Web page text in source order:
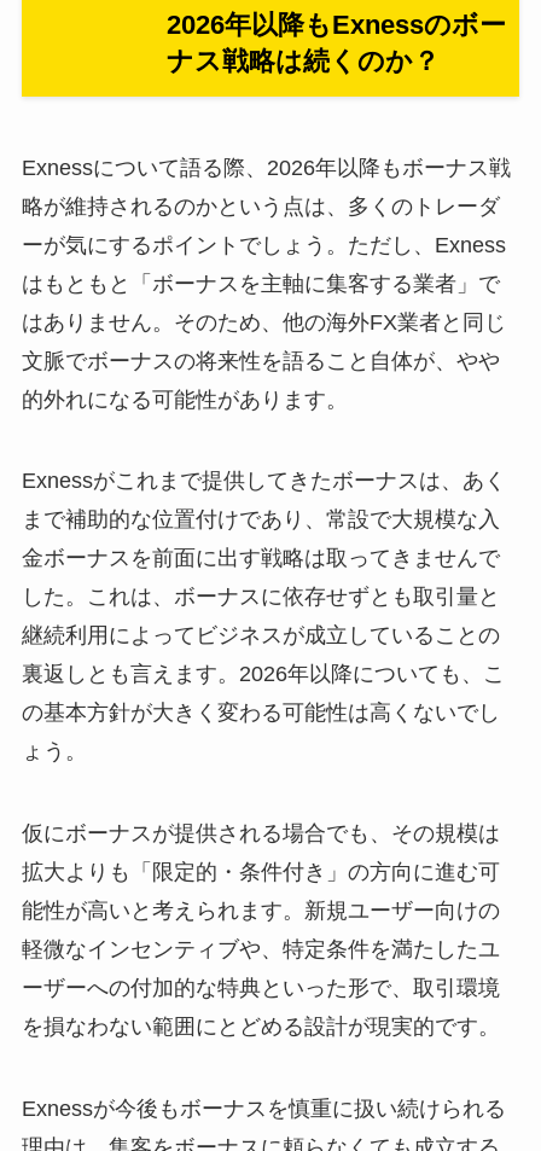
2026年以降もExnessのボー
ナス戦略は続くのか？
Exnessについて語る際、2026年以降もボーナス戦
略が維持されるのかという点は、多くのトレーダ
ーが気にするポイントでしょう。ただし、Exness
はもともと「ボーナスを主軸に集客する業者」で
はありません。そのため、他の海外FX業者と同じ
文脈でボーナスの将来性を語ること自体が、やや
的外れになる可能性があります。
Exnessがこれまで提供してきたボーナスは、あく
まで補助的な位置付けであり、常設で大規模な入
金ボーナスを前面に出す戦略は取ってきませんで
した。これは、ボーナスに依存せずとも取引量と
継続利用によってビジネスが成立していることの
裏返しとも言えます。2026年以降についても、こ
の基本方針が大きく変わる可能性は高くないでし
ょう。
仮にボーナスが提供される場合でも、その規模は
拡大よりも「限定的・条件付き」の方向に進む可
能性が高いと考えられます。新規ユーザー向けの
軽微なインセンティブや、特定条件を満たしたユ
ーザーへの付加的な特典といった形で、取引環境
を損なわない範囲にとどめる設計が現実的です。
Exnessが今後もボーナスを慎重に扱い続けられる